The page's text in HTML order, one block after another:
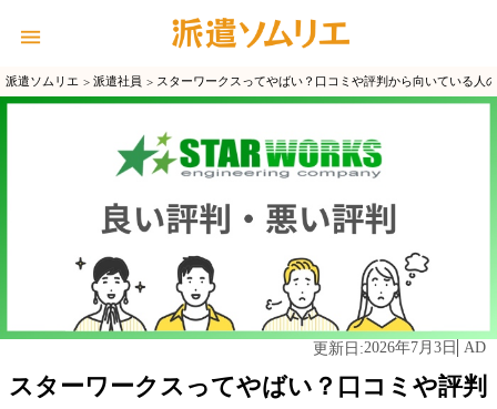
派遣ソムリエ 派遣社員 スターワークスってやばい？口コミや評判から向いている人
更新日:2026年7月3日 AD
スターワークスってやばい？口コミや評判